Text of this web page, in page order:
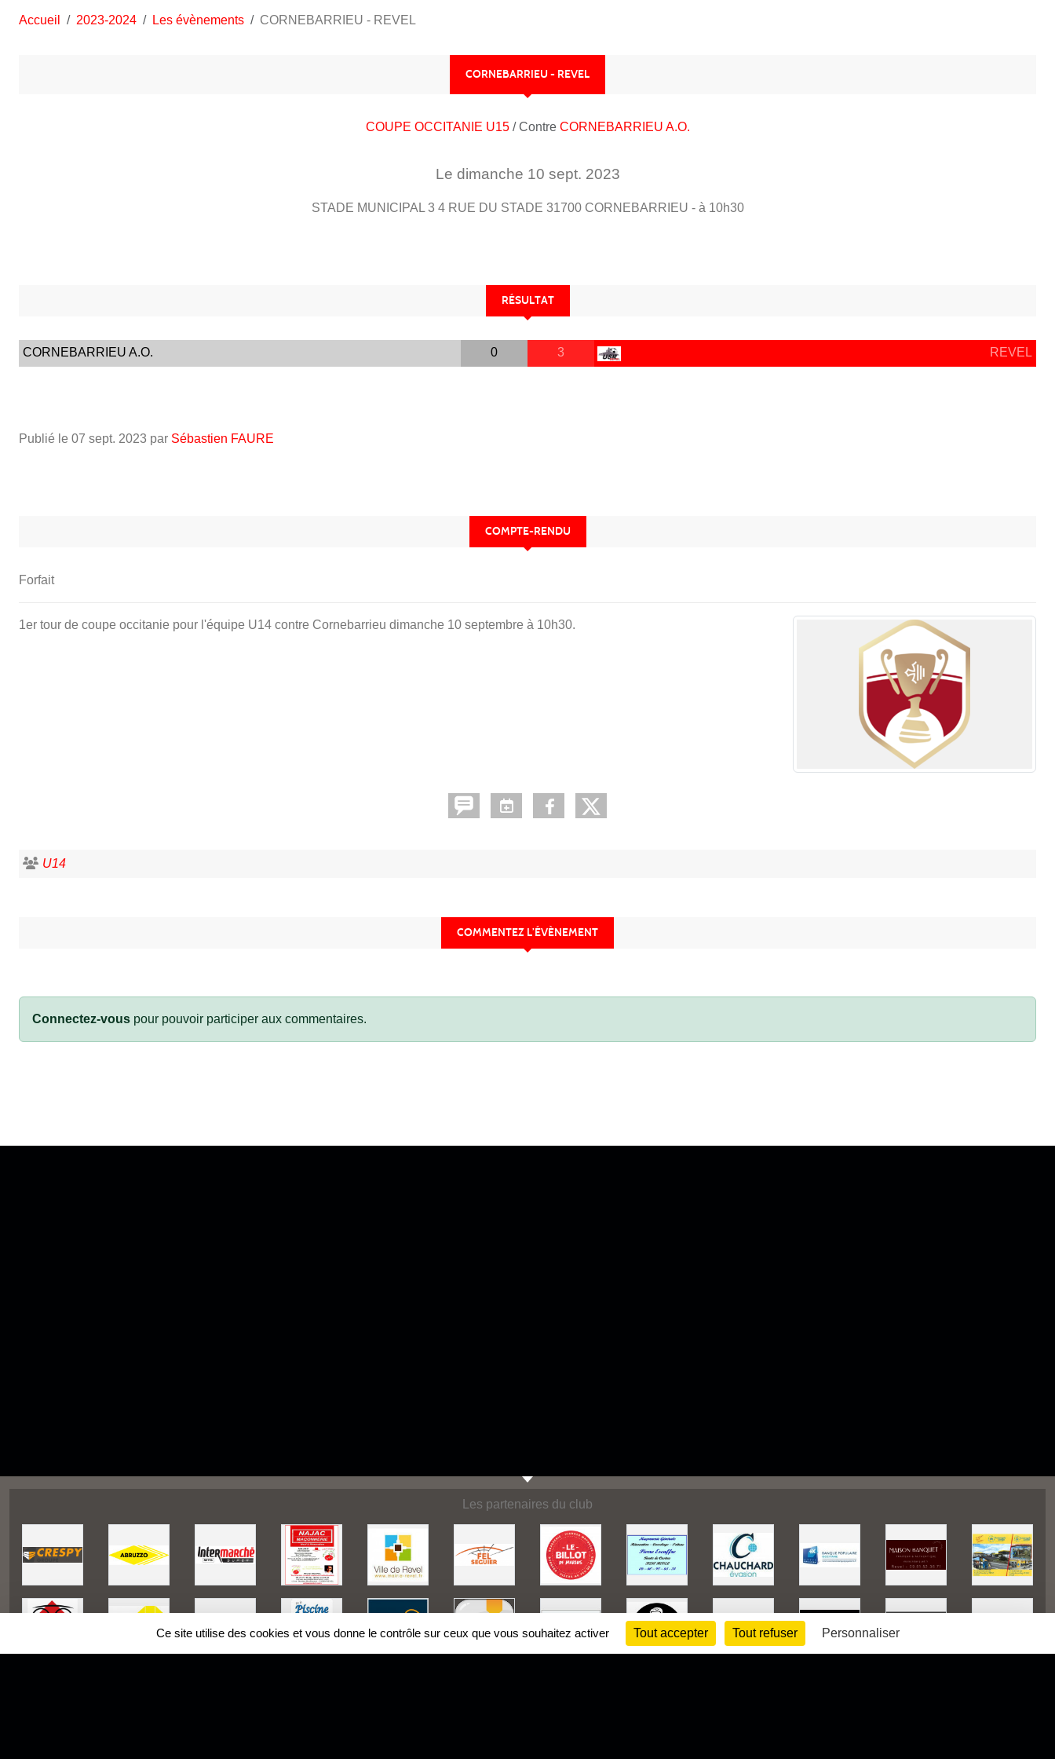
Accueil 2023-2024 Les évènements CORNEBARRIEU - REVEL
CORNEBARRIEU - REVEL
COUPE OCCITANIE U15 / Contre CORNEBARRIEU A.O.
Le dimanche 10 sept. 2023
STADE MUNICIPAL 3 4 RUE DU STADE 31700 CORNEBARRIEU - à 10h30
RÉSULTAT
CORNEBARRIEU A.O. 0 3 REVEL
Publié le 07 sept. 2023 par Sébastien FAURE
COMPTE-RENDU
Forfait
1er tour de coupe occitanie pour l'équipe U14 contre Cornebarrieu dimanche 10 septembre à 10h30.
U14
COMMENTEZ L’ÉVÈNEMENT
Connectez-vous pour pouvoir participer aux commentaires.
Les partenaires du club
Ce site utilise des cookies et vous donne le contrôle sur ceux que vous souhaitez activer Tout accepter Tout refuser Personnaliser